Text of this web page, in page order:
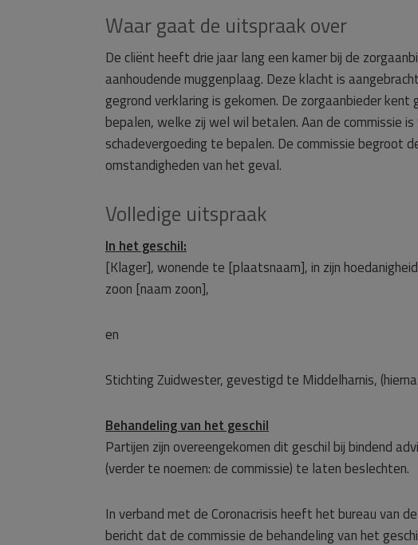
Waar gaat de uitspraak over
De cliënt heeft drie jaar lang een kamer bij de
aanhoudende muggenplaag. Deze klacht is
gegrond verklaring is gekomen. De zorgaanbieder
bepalen, welke zij wel wil betalen. Aan de commissie
schadevergoeding te bepalen. De commissie begroot
omstandigheden van het geval.
Volledige uitspraak
In het geschil:
[Klager], wonende te [plaatsnaam], in zijn
zoon [naam zoon],
en
Stichting Zuidwester, gevestigd te Middelharnis,
Behandeling van het geschil
Partijen zijn overeengekomen dit geschil bij bindend
(verder te noemen: de commissie) te laten beslechten.
In verband met de Coronacrisis heeft het bureau van
bericht dat de commissie de behandeling van het